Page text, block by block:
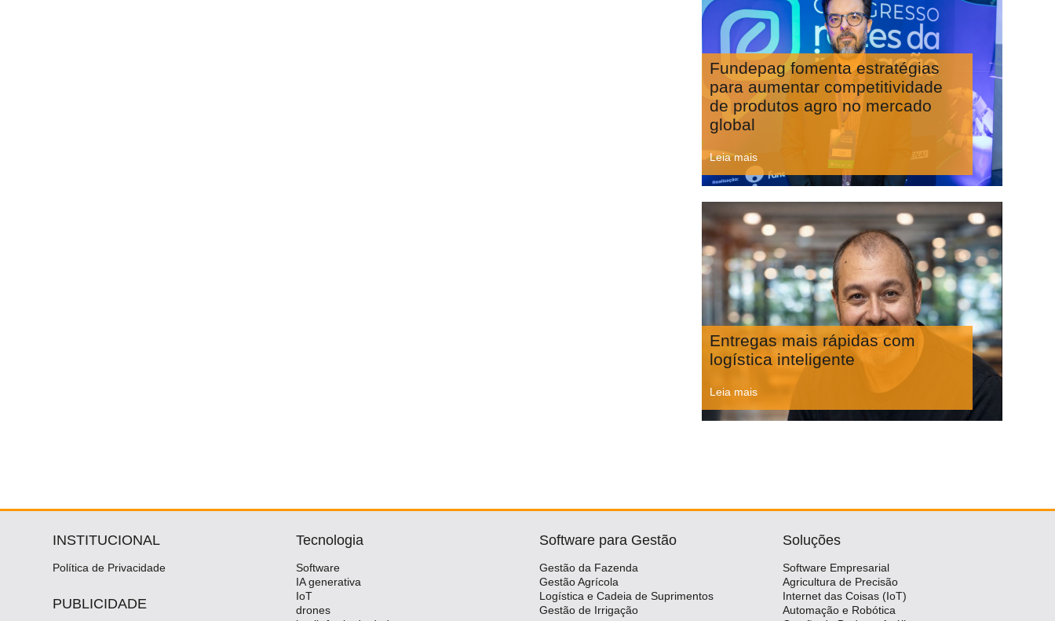
Fundepag fomenta estratégias
para aumentar competitividade
de produtos agro no mercado
global
Leia mais
Entregas mais rápidas com
logística inteligente
Leia mais
INSTITUCIONAL
Política de Privacidade
PUBLICIDADE
Tecnologia
Software
IA generativa
IoT
drones
Software para Gestão
Gestão da Fazenda
Gestão Agrícola
Logística e Cadeia de Suprimentos
Gestão de Irrigação
Soluções
Software Empresarial
Agricultura de Precisão
Internet das Coisas (IoT)
Automação e Robótica